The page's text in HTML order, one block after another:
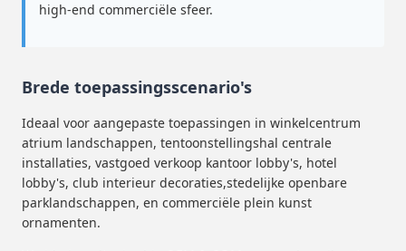
high-end commerciële sfeer.
Brede toepassingsscenario's
Ideaal voor aangepaste toepassingen in winkelcentrum
atrium landschappen, tentoonstellingshal centrale
installaties, vastgoed verkoop kantoor lobby's, hotel
lobby's, club interieur decoraties,stedelijke openbare
parklandschappen, en commerciële plein kunst
ornamenten.